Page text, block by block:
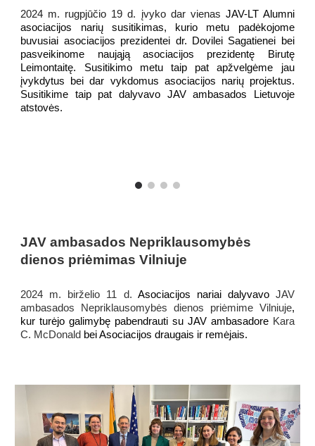
2024 m. rugpjūčio 19 d. įvyko dar vienas JAV-LT Alumni
asociacijos narių susitikimas, kurio metu padėkojome
buvusiai asociacijos prezidentei dr. Dovilei Sagatienei bei
pasveikinome naująją asociacijos prezidentę Birutę
Leimontaitę. Susitikimo metu taip pat apžvelgėme jau
įvykdytus bei dar vykdomus asociacijos narių projektus.
Susitikime taip pat dalyvavo JAV ambasados Lietuvoje
atstovės.
JAV ambasados Nepriklausomybės
dienos priėmimas Vilniuje
2024 m. birželio 11 d. Asociacijos nariai dalyvavo JAV
ambasados Nepriklausomybės dienos priėmimeVilniuje,
kur turėjo galimybę pabendrauti su JAV ambasadore Kara
C. McDonald bei Asociacijos draugais ir remėjais.